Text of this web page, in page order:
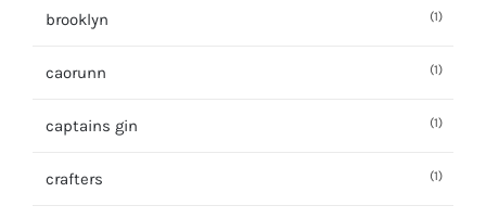
brooklyn (1)
caorunn (1)
captains gin (1)
crafters (1)